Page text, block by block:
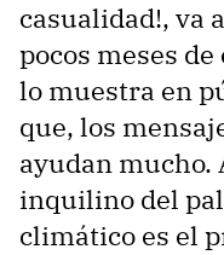
casualidad!, va
pocos meses
lo muestra en
que, los
ayudan mucho.
inquilino del
climático es el